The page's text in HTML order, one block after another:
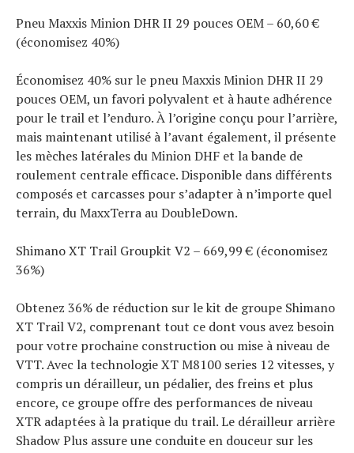
Pneu Maxxis Minion DHR II 29 pouces OEM – 60,60 €
(économisez 40%)
Économisez 40% sur le pneu Maxxis Minion DHR II 29
pouces OEM, un favori polyvalent et à haute adhérence
pour le trail et l’enduro. À l’origine conçu pour l’arrière,
mais maintenant utilisé à l’avant également, il présente
les mèches latérales du Minion DHF et la bande de
roulement centrale efficace. Disponible dans différents
composés et carcasses pour s’adapter à n’importe quel
terrain, du MaxxTerra au DoubleDown.
Shimano XT Trail Groupkit V2 – 669,99 € (économisez
36%)
Obtenez 36% de réduction sur le kit de groupe Shimano
XT Trail V2, comprenant tout ce dont vous avez besoin
pour votre prochaine construction ou mise à niveau de
VTT. Avec la technologie XT M8100 series 12 vitesses, y
compris un dérailleur, un pédalier, des freins et plus
encore, ce groupe offre des performances de niveau
XTR adaptées à la pratique du trail. Le dérailleur arrière
Shadow Plus assure une conduite en douceur sur les